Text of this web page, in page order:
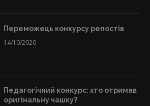
Переможець конкурсу репостів
14/10/2020
Педагогічний конкурс: хто отримав
оригінальну чашку?